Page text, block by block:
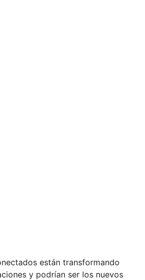
están transformando
y podrían ser los nuevos